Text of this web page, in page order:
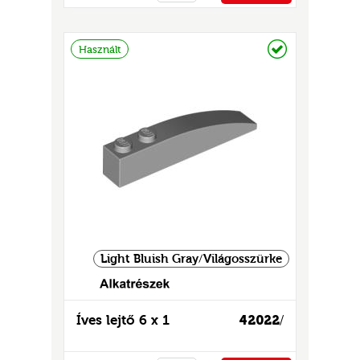
Használt
Light Bluish Gray/Világosszürke
42022/
Íves lejtő 6 x 1